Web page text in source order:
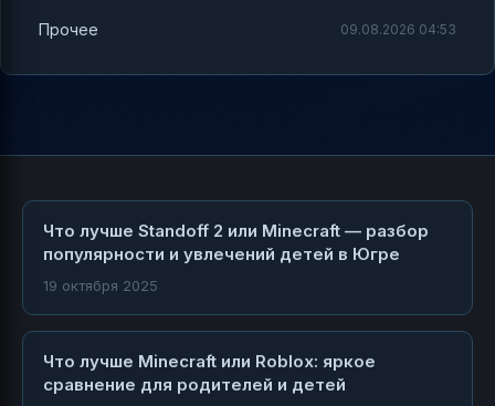
Прочее 09.08.2026 04:53
Что лучше Standoff 2 или Minecraft — разбор
популярности и увлечений детей в Югре
19 октября 2025
Что лучше Minecraft или Roblox: яркое
сравнение для родителей и детей